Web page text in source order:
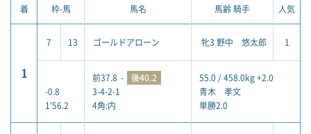
着 枠-馬 馬名 馬齢 騎手 人気
1
7 13 ゴールドアローン 牝3 野中 悠太郎 1
-0.8
1'56.2
前37.8 -
後40.2
3-4-2-1
4角:内
55.0 / 458.0kg +2.0
青木 孝文
単勝2.0